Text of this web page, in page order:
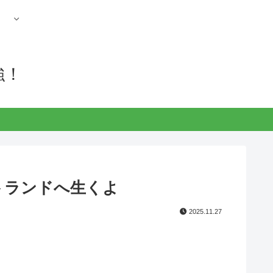
ンドへ生くよ
2025.11.27